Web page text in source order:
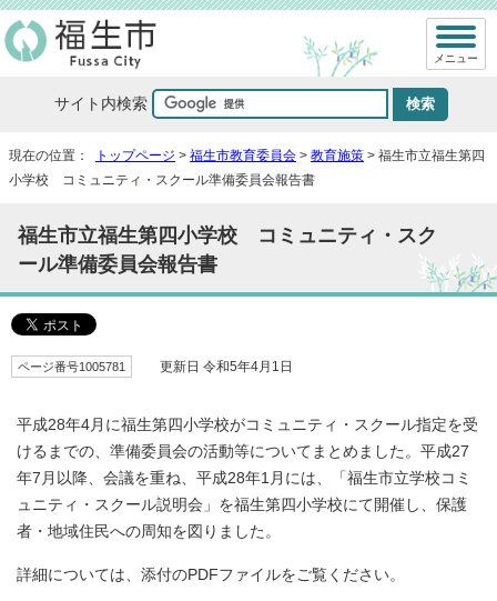
サイト内検索
メニュー
現在の位置： トップページ > 福生市教育委員会 > 教育施策 > 福生市立福生第四
小学校 コミュニティ・スクール準備委員会報告書
福生市立福生第四小学校 コミュニティ・スク
ール準備委員会報告書
ページ番号1005781 更新日 令和5年4月1日
平成28年4月に福生第四小学校がコミュニティ・スクール指定を受
けるまでの、準備委員会の活動等についてまとめました。平成27
年7月以降、会議を重ね、平成28年1月には、「福生市立学校コミ
ュニティ・スクール説明会」を福生第四小学校にて開催し、保護
者・地域住民への周知を図りました。
詳細については、添付のPDFファイルをご覧ください。